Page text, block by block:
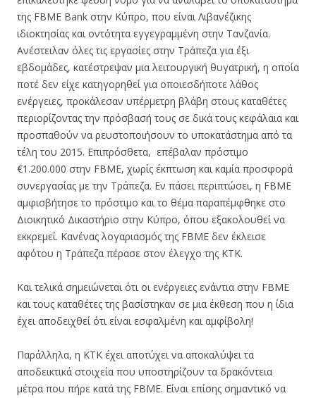
της FBME Bank στην Κύπρο, που είναι Λιβανέζικης
ιδιοκτησίας και οντότητα εγγεγραμμένη στην Τανζανία.
Ανέστειλαν όλες τις εργασίες στην Τράπεζα για έξι
εβδομάδες, κατέστρεψαν μια λειτουργική θυγατρική, η οποία
ποτέ δεν είχε κατηγορηθεί για οποιεσδήποτε λάθος
ενέργειες, προκάλεσαν υπέρμετρη βλάβη στους καταθέτες
περιορίζοντας την πρόσβασή τους σε δικά τους κεφάλαια και
προσπαθούν να ρευστοποιήσουν το υποκατάστημα από τα
τέλη του 2015. Επιπρόσθετα, επέβαλαν πρόστιμο
€1.200.000 στην FBME, χωρίς έκπτωση και καμία προσφορά
συνεργασίας με την Τράπεζα. Εν πάσει περιπτώσει, η FBME
αμφισβήτησε το πρόστιμο και το θέμα παραπέμφθηκε στο
Διοικητικό Δικαστήριο στην Κύπρο, όπου εξακολουθεί να
εκκρεμεί. Κανένας λογαριασμός της FBME δεν έκλεισε
αφότου η Τράπεζα πέρασε στον έλεγχο της ΚΤΚ.
Και τελικά σημειώνεται ότι οι ενέργειες ενάντια στην FBME
και τους καταθέτες της βασίστηκαν σε μια έκθεση που η ίδια
έχει αποδειχθεί ότι είναι εσφαλμένη και αμφίβολη!
Παράλληλα, η ΚΤΚ έχει αποτύχει να αποκαλύψει τα
αποδεικτικά στοιχεία που υποστηρίζουν τα δρακόντεια
μέτρα που πήρε κατά της FBME. Είναι επίσης σημαντικό να